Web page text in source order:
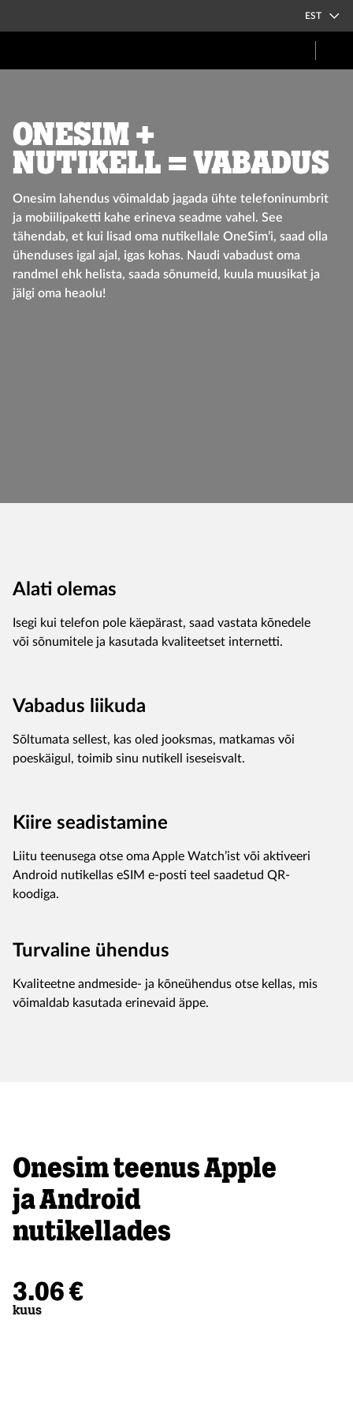
EST
Onesim +
NUTIKELL = vabadus
Onesim lahendus võimaldab jagada ühte telefoninumbrit
ja mobiilipaketti kahe erineva seadme vahel. See
tähendab, et kui lisad oma nutikellale OneSim’i, saad olla
ühenduses igal ajal, igas kohas. Naudi vabadust oma
randmel ehk helista, saada sõnumeid, kuula muusikat ja
jälgi oma heaolu!
Alati olemas
Isegi kui telefon pole käepärast, saad vastata kõnedele
või sõnumitele ja kasutada kvaliteetset internetti.
Vabadus liikuda
Sõltumata sellest, kas oled jooksmas, matkamas või
poeskäigul, toimib sinu nutikell iseseisvalt.
Kiire seadistamine
Liitu teenusega otse oma Apple Watch’ist või aktiveeri
Android nutikellas eSIM e-posti teel saadetud QR-
koodiga.
Turvaline ühendus
Kvaliteetne andmeside- ja kõneühendus otse kellas, mis
võimaldab kasutada erinevaid äppe.
Onesim teenus Apple
ja Android
nutikellades
3.06 €
kuus